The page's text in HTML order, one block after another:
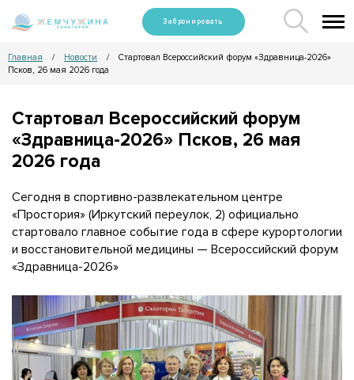
Забронировать
Главная / Новости /
Стартовал Всероссийский форум «Здравница-2026»
Псков, 26 мая 2026 года
Стартовал Всероссийский форум
«Здравница-2026» Псков, 26 мая
2026 года
Сегодня в спортивно-развлекательном центре
«Простория» (Иркутский переулок, 2) официально
стартовало главное событие года в сфере курортологии
и восстановительной медицины — Всероссийский форум
«Здравница-2026»